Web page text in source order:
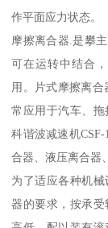
作平面应力状态。
摩擦离合器.是攀
可在运转中结合
用。片式摩擦离合
常应用于汽车、
科谐波减速机
合器、液压离合器
为了适应各种机
器的要求，按承